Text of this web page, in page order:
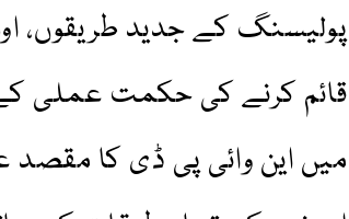
پولیسنگ کے جدید طریقوں،
قائم کرنے کی حکمت عملی
میں این وائی پی ڈی کا مقصد